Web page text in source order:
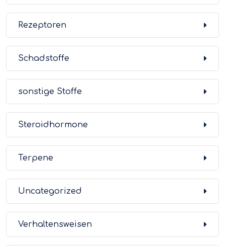
Rezeptoren
Schadstoffe
sonstige Stoffe
Steroidhormone
Terpene
Uncategorized
Verhaltensweisen